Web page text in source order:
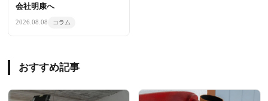
会社明康へ
2026.08.08 コラム
おすすめ記事